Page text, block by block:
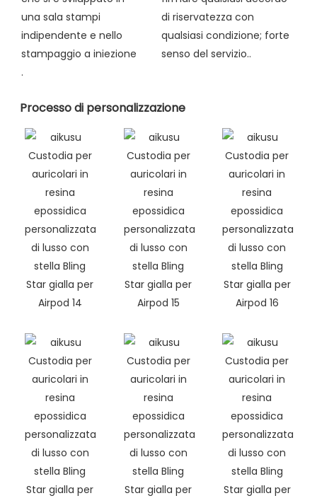
una sala stampi
indipendente e nello
stampaggio a iniezione
.
di riservatezza con
qualsiasi condizione; forte
senso del servizio..
Processo di personalizzazione